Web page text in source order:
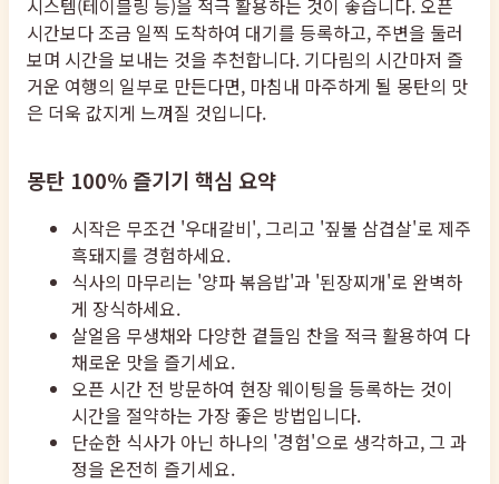
시스템(테이블링 등)을 적극 활용하는 것이 좋습니다. 오픈
시간보다 조금 일찍 도착하여 대기를 등록하고, 주변을 둘러
보며 시간을 보내는 것을 추천합니다. 기다림의 시간마저 즐
거운 여행의 일부로 만든다면, 마침내 마주하게 될 몽탄의 맛
은 더욱 값지게 느껴질 것입니다.
몽탄 100% 즐기기 핵심 요약
시작은 무조건 '우대갈비', 그리고 '짚불 삼겹살'로 제주
흑돼지를 경험하세요.
식사의 마무리는 '양파 볶음밥'과 '된장찌개'로 완벽하
게 장식하세요.
살얼음 무생채와 다양한 곁들임 찬을 적극 활용하여 다
채로운 맛을 즐기세요.
오픈 시간 전 방문하여 현장 웨이팅을 등록하는 것이
시간을 절약하는 가장 좋은 방법입니다.
단순한 식사가 아닌 하나의 '경험'으로 생각하고, 그 과
정을 온전히 즐기세요.